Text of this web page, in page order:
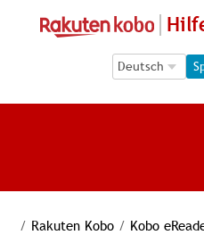
Language
Language
/ Rakuten Kobo / Kobo